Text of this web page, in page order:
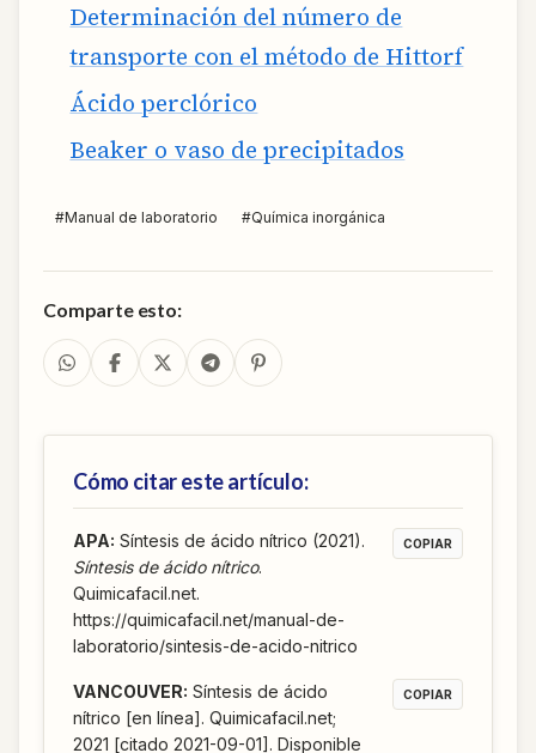
Determinación del número de
transporte con el método de Hittorf
Ácido perclórico
Beaker o vaso de precipitados
#Manual de laboratorio #Química inorgánica
Comparte esto:
Cómo citar este artículo:
APA: Síntesis de ácido nítrico (2021).
Síntesis de ácido nítrico.
Quimicafacil.net.
https://quimicafacil.net/manual-de-
laboratorio/sintesis-de-acido-nitrico
COPIAR
VANCOUVER: Síntesis de ácido
nítrico [en línea]. Quimicafacil.net;
2021 [citado 2021-09-01]. Disponible
COPIAR